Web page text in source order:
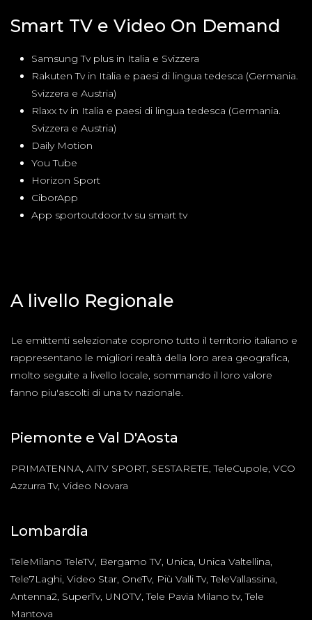
Smart TV e Video On Demand
Samsung Tv plus in Italia e Svizzera
Rakuten Tv in Italia e paesi di lingua tedesca (Germania.
Svizzera e Austria)
Rlaxx tv in Italia e paesi di lingua tedesca (Germania.
Svizzera e Austria)
Daily Motion
You Tube
Horizon Sport
CiborApp
App sportoutdoor.tv su smart tv
A livello Regionale
Le emittenti selezionate coprono tutto il territorio italiano e
rappresentano le migliori realtà della loro area geografica,
molto seguite a livello locale, sommando il loro valore
fanno piu'ascolti di una tv nazionale.
Piemonte e Val D'Aosta
PRIMATENNA, AITV SPORT, SESTARETE, TeleCupole, VCO
Azzurra Tv, Video Novara
Lombardia
TeleMilano TeleTV, Bergamo TV, Unica, Unica Valtellina,
Tele7Laghi, Video Star, OneTv, Più Valli Tv, TeleVallassina,
Antenna2, SuperTv, UNOTV, Tele Pavia Milano tv, Tele
Mantova